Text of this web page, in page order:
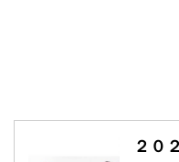
２０